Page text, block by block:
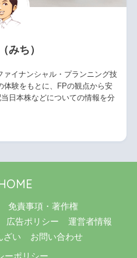
みち）
イナンシャル・プランニング技
体験をもとに、FPの観点から安
日本株などについての情報を分
免責事項・著作権
広告ポリシー
運営者情報
ざい お問い合わせ